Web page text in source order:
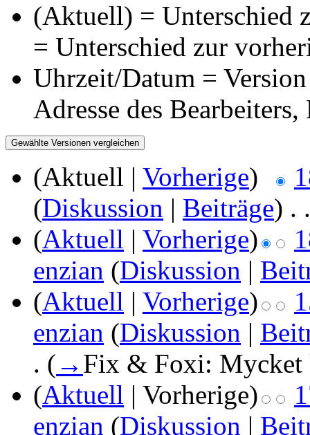
(Aktuell) = Unterschied
= Unterschied zur
Uhrzeit/Datum =
Adresse des
(Aktuell | Vorherige)
(Diskussion | Beiträge) . .
(Aktuell | Vorherige)
enzian (Diskussion |
(Aktuell | Vorherige)
enzian (Diskussion |
. ( → Fix & Foxi: Mycket
(Aktuell | Vorherige)
enzian (Diskussion |